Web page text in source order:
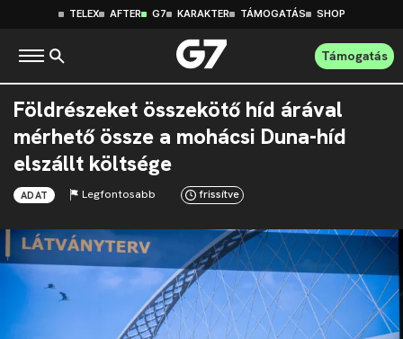
TELEX AFTER G7 KARAKTER TÁMOGATÁS SHOP
Támogatás
Földrészeket összekötő híd árával
mérhető össze a mohácsi Duna-híd
elszállt költsége
ADAT Legfontosabb frissítve